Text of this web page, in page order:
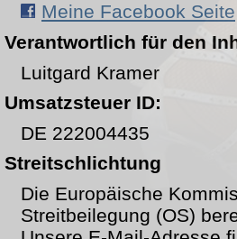
Meine Facebook Seite
Verantwortlich für den
Luitgard Kramer
Umsatzsteuer ID:
DE 222004435
Streitschlichtung
Die Europäische
Streitbeilegung (OS)